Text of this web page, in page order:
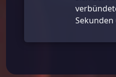
Sekunden